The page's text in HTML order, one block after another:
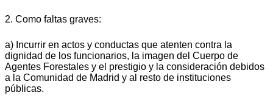
2. Como faltas graves:
a) Incurrir en actos y conductas que atenten contra la
dignidad de los funcionarios, la imagen del Cuerpo de
Agentes Forestales y el prestigio y la consideración debidos
a la Comunidad de Madrid y al resto de instituciones
públicas.